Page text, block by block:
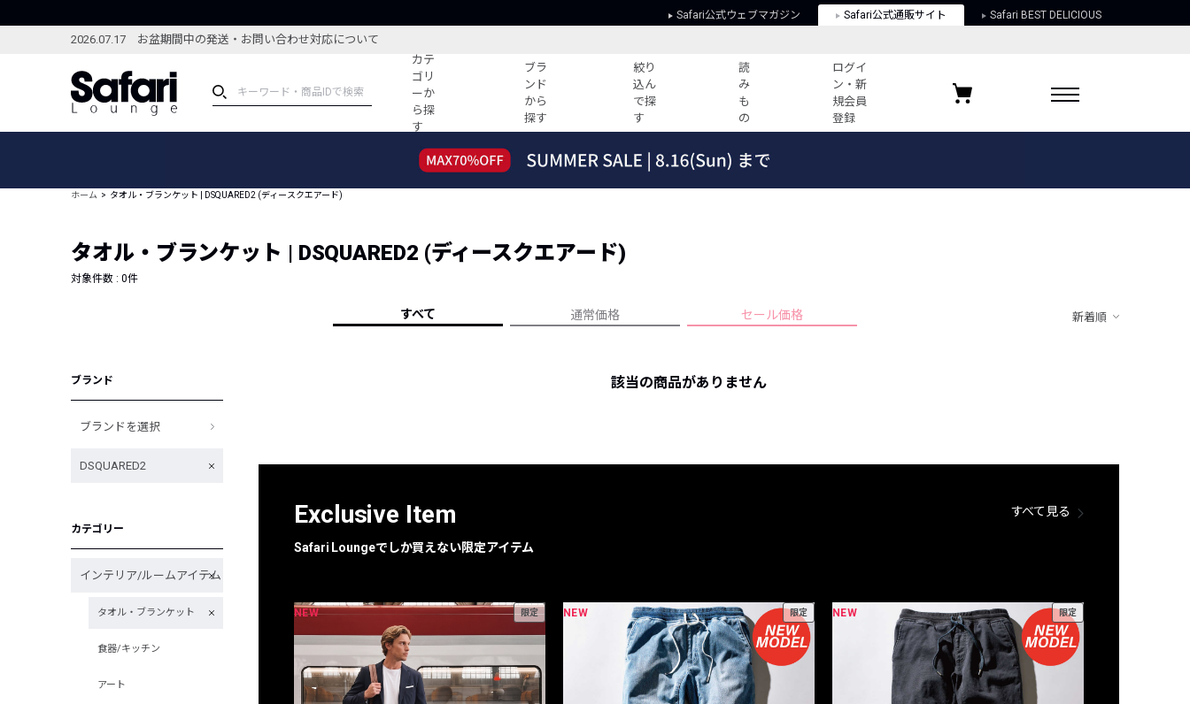
Safari公式ウェブマガジン Safari公式通販サイト Safari BEST DELICIOUS
2026.07.17 お盆期間中の発送・お問い合わせ対応について
カテ
ゴリ
ーか
ら探
す
ブラ
ンド
から
探す
絞り
込ん
で探
す
読
み
も
の
ログイ
ン・新
規会員
登録
ブランドから探す
新着アイテム
編集部のおすすめアイテム
特集記事
コーディネート
すべての記事
ーデ紹介
人気記事ランキング
フォーカスブランド
プライバシーポリシー
お気に入りブランド
ホーム タオル・ブランケット | DSQUARED2 (ディースクエアード)
タオル・ブランケット | DSQUARED2 (ディースクエアード)
対象件数 : 0件
すべて 通常価格 セール価格 新着順
ブランド
ブランドを選択
DSQUARED2
カテゴリー
インテリア/ルームアイテム
タオル・ブランケット
食器/キッチン
アート
該当の商品がありません
Exclusive Item
Safari Loungeでしか買えない限定アイテム
すべて見る
NEW 限定 NEW 限定 NEW 限定